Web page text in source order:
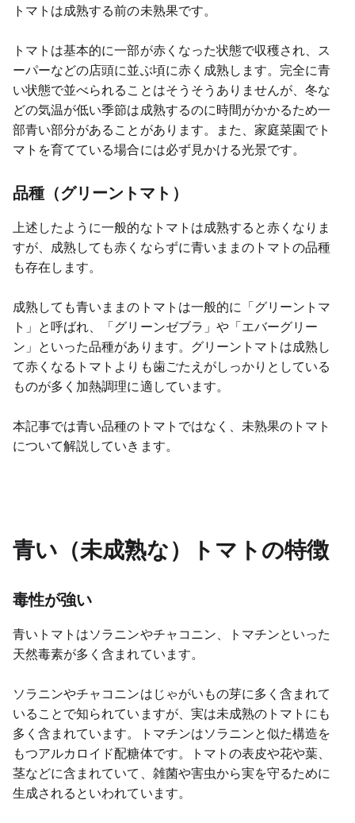
トマトは成熟する前の未熟果です。
トマトは基本的に一部が赤くなった状態で収穫され、ス
ーパーなどの店頭に並ぶ頃に赤く成熟します。完全に青
い状態で並べられることはそうそうありませんが、冬な
どの気温が低い季節は成熟するのに時間がかかるため一
部青い部分があることがあります。また、家庭菜園でト
マトを育てている場合には必ず見かける光景です。
品種（グリーントマト）
上述したように一般的なトマトは成熟すると赤くなりま
すが、成熟しても赤くならずに青いままのトマトの品種
も存在します。
成熟しても青いままのトマトは一般的に「グリーントマ
ト」と呼ばれ、「グリーンゼブラ」や「エバーグリー
ン」といった品種があります。グリーントマトは成熟し
て赤くなるトマトよりも歯ごたえがしっかりとしている
ものが多く加熱調理に適しています。
本記事では青い品種のトマトではなく、未熟果のトマト
について解説していきます。
青い（未成熟な）トマトの特徴
毒性が強い
青いトマトはソラニンやチャコニン、トマチンといった
天然毒素が多く含まれています。
ソラニンやチャコニンはじゃがいもの芽に多く含まれて
いることで知られていますが、実は未成熟のトマトにも
多く含まれています。トマチンはソラニンと似た構造を
もつアルカロイド配糖体です。トマトの表皮や花や葉、
茎などに含まれていて、雑菌や害虫から実を守るために
生成されるといわれています。